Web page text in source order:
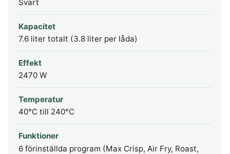
Svart
Kapacitet
7.6 liter totalt (3.8 liter per låda)
Effekt
2470 W
Temperatur
40°C till 240°C
Funktioner
6 förinställda program (Max Crisp, Air Fry, Roast,